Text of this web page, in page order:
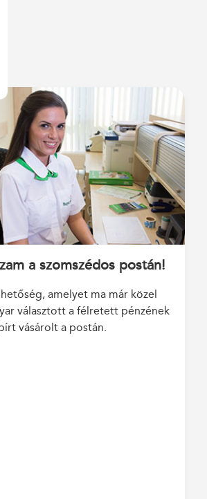
a szomszédos postán!
amelyet ma már közel
választott a félretett pénzének
vásárolt a postán.